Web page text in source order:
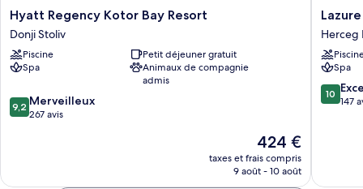
Hyatt
Regency
Kotor
Bay
Resort
Stoliv
Hyatt Regency Kotor Bay Resort
Donji Stoliv
Piscine
Petit déjeuner gratuit
Spa
Animaux de compagnie
admis
9.2
sur
9,2 Merveilleux
267 avis
Le
nouveau
prix
424 €
taxes et frais compris
9 août - 10 août
Lazure
Hotel
and
Marina
Herceg
Novi
Herceg
Spa
10.0
sur
10
147